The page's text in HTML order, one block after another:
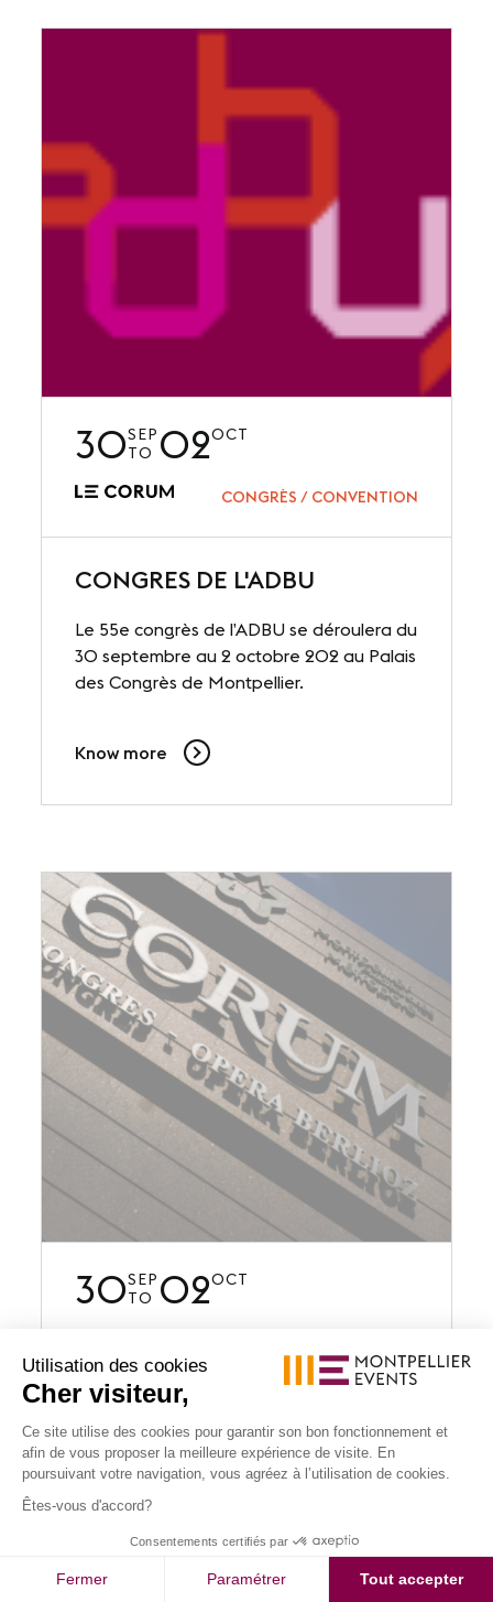
30SEP
TO 02OCT
CONGRÈS / CONVENTION
CONGRES DE L'ADBU
Le 55e congrès de l’ADBU se déroulera du
30 septembre au 2 octobre 202 au Palais
des Congrès de Montpellier.
Know more
30SEP
TO 02OCT
FRENCH DEUTSCHLAND
FUEL CELL
...
Know more
accessibility
Augmenter la taille de
Nuances de gris
Souligner les liens
Utilisation des cookies
Cher visiteur,
Ce site utilise des cookies pour garantir son bon fonctionnement et
afin de vous proposer la meilleure expérience de visite. En
poursuivant votre navigation, vous agréez à l’utilisation de cookies.
Êtes-vous d'accord?
Consentements certifiés par
Fermer Paramétrer Tout accepter